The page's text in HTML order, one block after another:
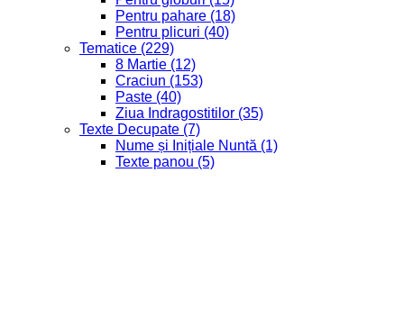
Pentru pahare (18)
Pentru plicuri (40)
Tematice (229)
8 Martie (12)
Craciun (153)
Paste (40)
Ziua Indragostitilor (35)
Texte Decupate (7)
Nume și Inițiale Nuntă (1)
Texte panou (5)